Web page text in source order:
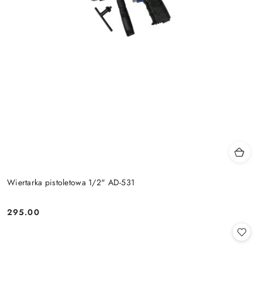
Wiertarka pistoletowa 1/2" AD-531
Cena:
295.00